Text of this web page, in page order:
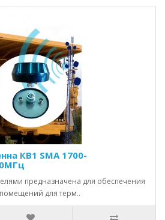
КВ1 SMA 1700-
предназначена для обеспечения
для терм..